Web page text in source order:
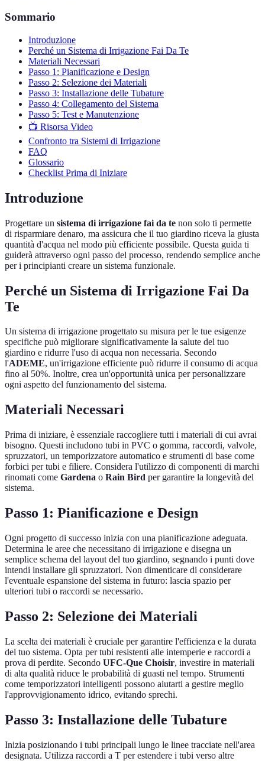
Sommario
Introduzione
Perché un Sistema di Irrigazione Fai Da Te
Materiali Necessari
Passo 1: Pianificazione e Design
Passo 2: Selezione dei Materiali
Passo 3: Installazione delle Tubature
Passo 4: Collegamento del Sistema
Passo 5: Test e Manutenzione
📺 Risorsa Video
Confronto tra Sistemi di Irrigazione
FAQ
Glossario
Checklist Prima di Iniziare
Introduzione
Progettare un sistema di irrigazione fai da te non solo ti permette
di risparmiare denaro, ma assicura che il tuo giardino riceva la giusta
quantità d'acqua nel modo più efficiente possibile. Questa guida ti
guiderà attraverso ogni passo del processo, rendendo semplice anche
per i principianti creare un sistema funzionale.
Perché un Sistema di Irrigazione Fai Da
Te
Un sistema di irrigazione progettato su misura per le tue esigenze
specifiche può migliorare significativamente la salute del tuo
giardino e ridurre l'uso di acqua non necessaria. Secondo
l'ADEME, un'irrigazione efficiente può ridurre il consumo di acqua
fino al 50%. Inoltre, crea un'opportunità unica per personalizzare
ogni aspetto del funzionamento del sistema.
Materiali Necessari
Prima di iniziare, è essenziale raccogliere tutti i materiali di cui avrai
bisogno. Questi includono tubi in PVC o gomma, raccordi, valvole,
spruzzatori, un temporizzatore automatico e strumenti di base come
forbici per tubi e filiere. Considera l'utilizzo di componenti di marchi
rinomati come Gardena o Rain Bird per garantire la longevità del
sistema.
Passo 1: Pianificazione e Design
Ogni progetto di successo inizia con una pianificazione adeguata.
Determina le aree che necessitano di irrigazione e disegna un
semplice schema del layout del tuo giardino, segnando i punti dove
intendi installare gli spruzzatori. Non dimenticare di considerare
l'eventuale espansione del sistema in futuro: lascia spazio per
ulteriori tubi o raccordi se necessario.
Passo 2: Selezione dei Materiali
La scelta dei materiali è cruciale per garantire l'efficienza e la durata
del tuo sistema. Opta per tubi resistenti alle intemperie e raccordi a
prova di perdite. Secondo UFC-Que Choisir, investire in materiali
di alta qualità riduce le probabilità di guasti nel tempo. Strumenti
come temporizzatori intelligenti possono aiutarti a gestire meglio
l'approvvigionamento idrico, evitando sprechi.
Passo 3: Installazione delle Tubature
Inizia posizionando i tubi principali lungo le linee tracciate nell'area
designata. Utilizza raccordi a T per estendere i tubi verso altre